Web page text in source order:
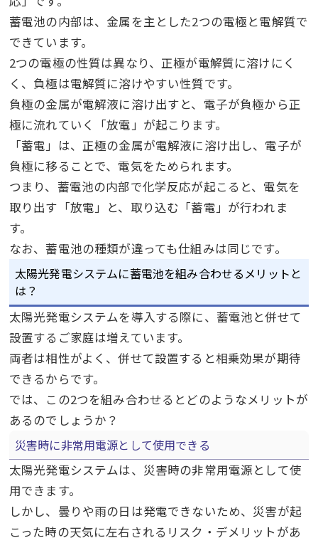
蓄電池の内部は、金属を主とした2つの電極と電解質で
できています。
2つの電極の性質は異なり、正極が電解質に溶けにく
く、負極は電解質に溶けやすい性質です。
負極の金属が電解液に溶け出すと、電子が負極から正
極に流れていく「放電」が起こります。
「蓄電」は、正極の金属が電解液に溶け出し、電子が
負極に移ることで、電気をためられます。
つまり、蓄電池の内部で化学反応が起こると、電気を
取り出す「放電」と、取り込む「蓄電」が行われま
す。
なお、蓄電池の種類が違っても仕組みは同じです。
太陽光発電システムに蓄電池を組み合わせるメリットと
は？
太陽光発電システムを導入する際に、蓄電池と併せて
設置するご家庭は増えています。
両者は相性がよく、併せて設置すると相乗効果が期待
できるからです。
では、この2つを組み合わせるとどのようなメリットが
あるのでしょうか？
災害時に非常用電源として使用できる
太陽光発電システムは、災害時の非常用電源として使
用できます。
しかし、曇りや雨の日は発電できないため、災害が起
こった時の天気に左右されるリスク・デメリットがあ